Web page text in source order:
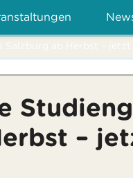
Salzburg ab Herbst – jetzt
–